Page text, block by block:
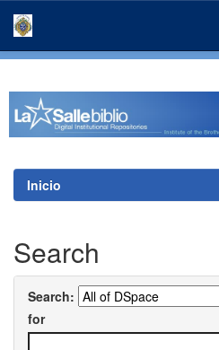
Inicio
Search
Search:
for